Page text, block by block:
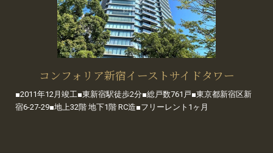
コンフォリア新宿イーストサイドタワー
■2011年12月竣工■東新宿駅徒歩2分■総戸数761戸■東京都新宿区新
宿6-27-29■地上32階 地下1階 RC造■フリーレント1ヶ月